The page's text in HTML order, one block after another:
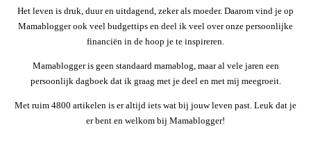
Het leven is druk, duur en uitdagend, zeker als moeder. Daarom vind je op
Mamablogger ook veel budgettips en deel ik veel over onze persoonlijke
financiën in de hoop je te inspireren.
Mamablogger is geen standaard mamablog, maar al vele jaren een
persoonlijk dagboek dat ik graag met je deel en met mij meegroeit.
Met ruim 4800 artikelen is er altijd iets wat bij jouw leven past. Leuk dat je
er bent en welkom bij Mamablogger!